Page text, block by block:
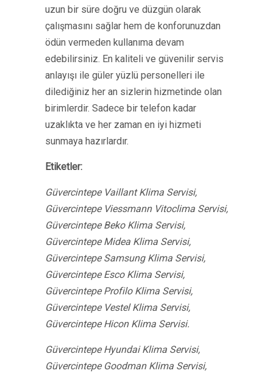
uzun bir süre doğru ve düzgün olarak
çalışmasını sağlar hem de konforunuzdan
ödün vermeden kullanıma devam
edebilirsiniz. En kaliteli ve güvenilir servis
anlayışı ile güler yüzlü personelleri ile
dilediğiniz her an sizlerin hizmetinde olan
birimlerdir. Sadece bir telefon kadar
uzaklıkta ve her zaman en iyi hizmeti
sunmaya hazırlardır.
Etiketler:
Güvercintepe Vaillant Klima Servisi,
Güvercintepe Viessmann Vitoclima Servisi,
Güvercintepe Beko Klima Servisi,
Güvercintepe Midea Klima Servisi,
Güvercintepe Samsung Klima Servisi,
Güvercintepe Esco Klima Servisi,
Güvercintepe Profilo Klima Servisi,
Güvercintepe Vestel Klima Servisi,
Güvercintepe Hicon Klima Servisi.
Güvercintepe Hyundai Klima Servisi,
Güvercintepe Goodman Klima Servisi,